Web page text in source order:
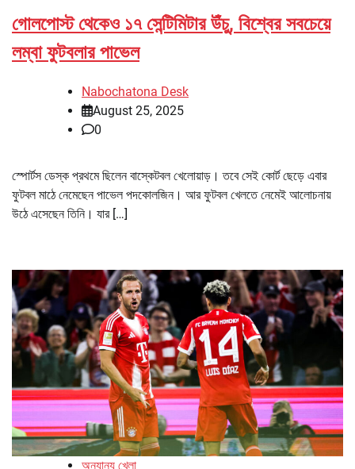
গোলপোস্ট থেকেও ১৭ সেন্টিমিটার উঁচু, বিশ্বের সবচেয়ে
লম্বা ফুটবলার পাভেল
Nabochatona Desk
August 25, 2025
0
স্পোর্টস ডেস্ক প্রথমে ছিলেন বাস্কেটবল খেলোয়াড়। তবে সেই কোর্ট ছেড়ে এবার
ফুটবল মাঠে নেমেছেন পাভেল পদকোলজিন। আর ফুটবল খেলতে নেমেই আলোচনায়
উঠে এসেছেন তিনি। যার […]
অন্যান্য খেলা